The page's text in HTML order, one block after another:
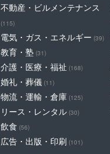
不動産・ビルメンテナンス
(115)
電気・ガス・エネルギー (39)
教育・塾 (31)
介護・医療・福祉 (168)
婚礼・葬儀 (11)
物流・運輸・倉庫 (125)
リース・レンタル (30)
飲食 (56)
広告・出版・印刷 (101)